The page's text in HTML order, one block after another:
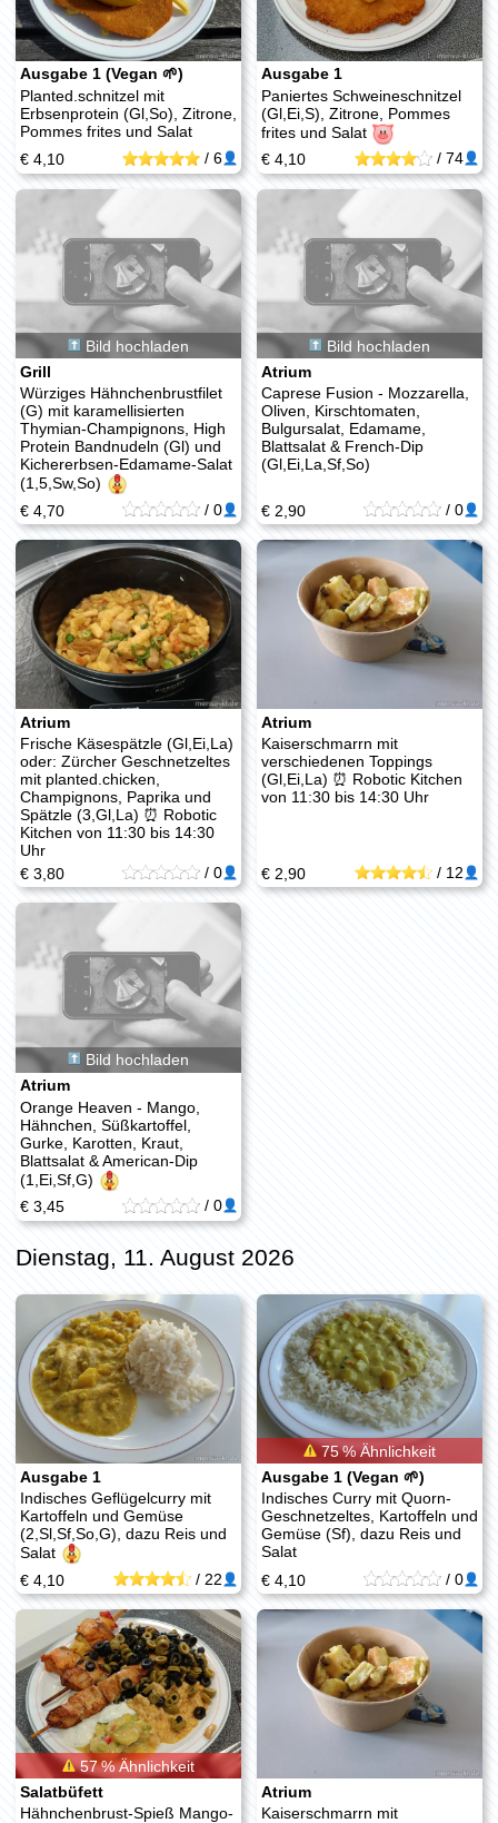
Ausgabe 1 (Vegan 🌱)
Planted.schnitzel mit
Erbsenprotein (Gl,So), Zitrone,
Pommes frites und Salat
€ 4,10
/ 6
Ausgabe 1
Paniertes Schweineschnitzel
(Gl,Ei,S), Zitrone, Pommes
frites und Salat
€ 4,10
/ 74
Bild hochladen
Grill
Würziges Hähnchenbrustfilet
(G) mit karamellisierten
Thymian-Champignons, High
Protein Bandnudeln (Gl) und
Kichererbsen-Edamame-Salat
(1,5,Sw,So)
€ 4,70
/ 0
Bild hochladen
Atrium
Caprese Fusion - Mozzarella,
Oliven, Kirschtomaten,
Bulgursalat, Edamame,
Blattsalat & French-Dip
(Gl,Ei,La,Sf,So)
€ 2,90 / 0
Atrium
Frische Käsespätzle (Gl,Ei,La)
oder: Zürcher Geschnetzeltes
mit planted.chicken,
Champignons, Paprika und
Spätzle (3,Gl,La) ⏰ Robotic
Kitchen von 11:30 bis 14:30
Uhr
€ 3,80
/ 0
Atrium
Kaiserschmarrn mit
verschiedenen Toppings
(Gl,Ei,La) ⏰ Robotic Kitchen
von 11:30 bis 14:30 Uhr
€ 2,90 / 12
Bild hochladen
Atrium
Orange Heaven - Mango,
Hähnchen, Süßkartoffel,
Gurke, Karotten, Kraut,
Blattsalat & American-Dip
(1,Ei,Sf,G)
€ 3,45
/ 0
Dienstag, 11. August 2026
Ausgabe 1
Indisches Geflügelcurry mit
Kartoffeln und Gemüse
(2,Sl,Sf,So,G), dazu Reis und
Salat
€ 4,10
/ 22
75 % Ähnlichkeit
Ausgabe 1 (Vegan 🌱)
Indisches Curry mit Quorn-
Geschnetzeltes, Kartoffeln und
Gemüse (Sf), dazu Reis und
Salat
€ 4,10
/ 0
57 % Ähnlichkeit
Salatbüfett
Hähnchenbrust-Spieß Mango-
Atrium
Kaiserschmarrn mit